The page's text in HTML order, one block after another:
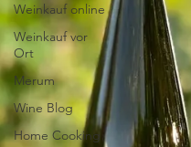
Weinkauf online
Weinkauf vor
Ort
Merum
Wine Blog
Home Cooking